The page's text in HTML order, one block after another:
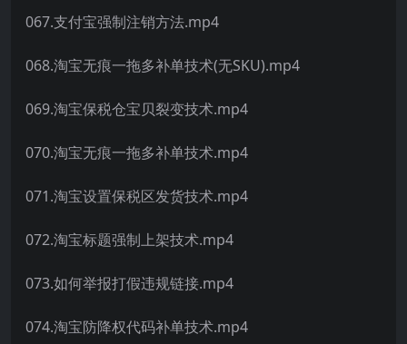
067.支付宝强制注销方法.mp4
068.淘宝无痕一拖多补单技术(无SKU).mp4
069.淘宝保税仓宝贝裂变技术.mp4
070.淘宝无痕一拖多补单技术.mp4
071.淘宝设置保税区发货技术.mp4
072.淘宝标题强制上架技术.mp4
073.如何举报打假违规链接.mp4
074.淘宝防降权代码补单技术.mp4